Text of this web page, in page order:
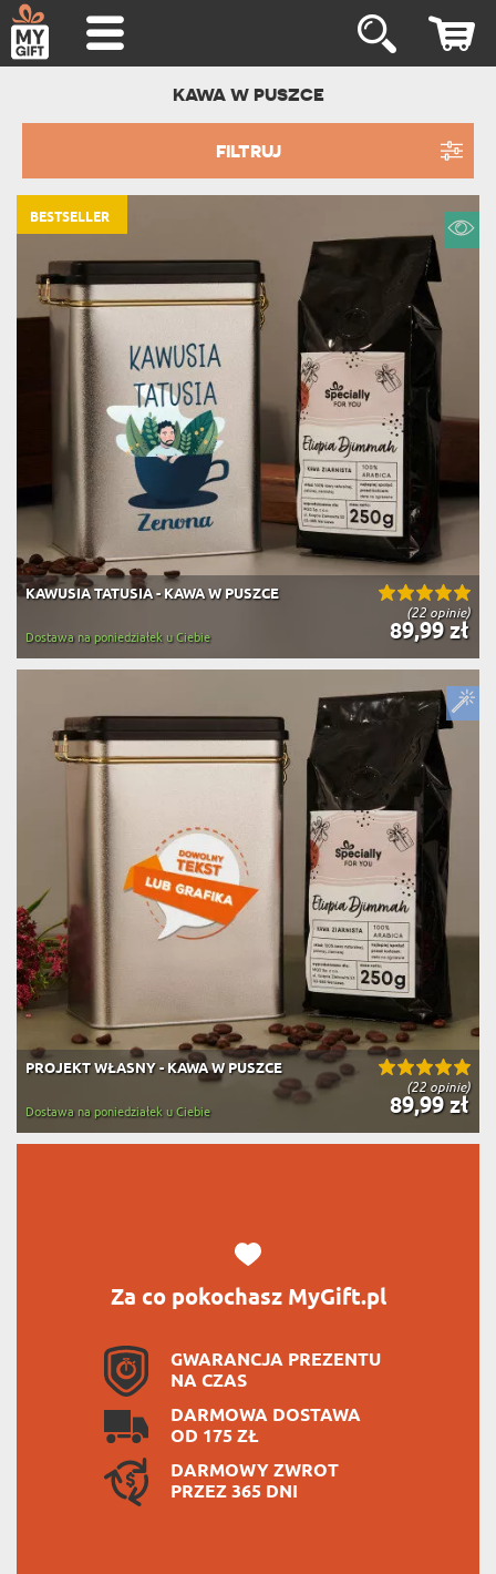
KAWA W PUSZCE
FILTRUJ
(22 opinie)
KAWUSIA TATUSIA - KAWA W PUSZCE
89,99 zł
Dostawa na poniedziałek u Ciebie
BESTSELLER
(22 opinie)
PROJEKT WŁASNY - KAWA W PUSZCE
89,99 zł
Dostawa na poniedziałek u Ciebie
Za co pokochasz MyGift.pl
GWARANCJA PREZENTU
NA CZAS
DARMOWA DOSTAWA
OD 175 ZŁ
DARMOWY ZWROT
PRZEZ 365 DNI